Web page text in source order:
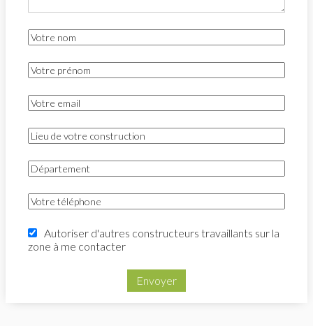
Autoriser d'autres constructeurs travaillants sur la
zone à me contacter
Envoyer